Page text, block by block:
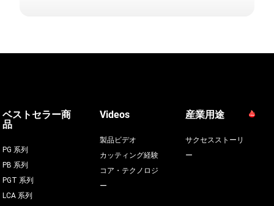
ベストセラー商
品
PG 系列
PB 系列
PGT 系列
LCA 系列
Videos
製品ビデオ
カッティング経験
コア・テクノロジ
ー
産業用途
サクセスストーリ
ー